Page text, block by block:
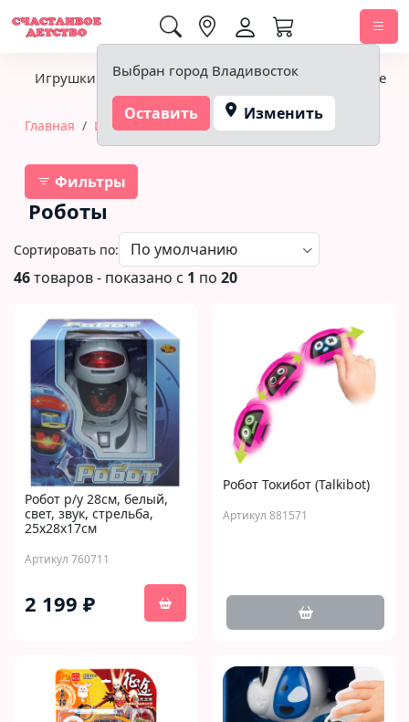
Выбран город Владивосток
Оставить Изменить
Игрушки Детское питание Подгузники, гигиена
Главная Игрушки Роботы
Фильтры
Роботы
Сортировать по:
46товаров - показано с 1 по 20
Робот р/у 28см, белый,
свет, звук, стрельба,
25х28х17см
Артикул 760711
2 199 ₽
Робот Токибот (Talkibot)
Артикул 881571